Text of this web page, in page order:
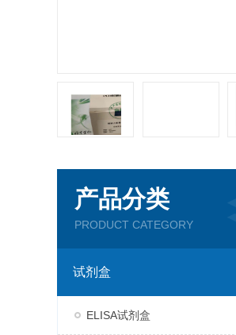
产品分类
PRODUCT CATEGORY
试剂盒
ELISA试剂盒